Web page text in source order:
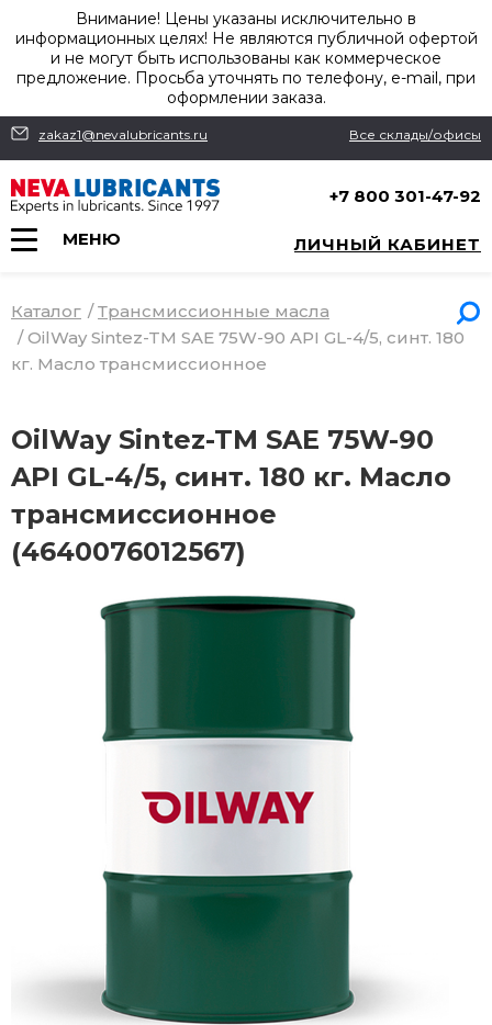
Внимание! Цены указаны исключительно в
информационных целях! Не являются публичной офертой
и не могут быть использованы как коммерческое
предложение. Просьба уточнять по телефону, e-mail, при
оформлении заказа.
zakaz1@nevalubricants.ru Все склады/офисы
+7 800 301-47-92
МЕНЮ ЛИЧНЫЙ КАБИНЕТ
Каталог / Трансмиссионные масла
/ OilWay Sintez-TM SAE 75W-90 API GL-4/5, синт. 180
кг. Масло трансмиссионное
OilWay Sintez-TM SAE 75W-90
API GL-4/5, синт. 180 кг. Масло
трансмиссионное
(4640076012567)